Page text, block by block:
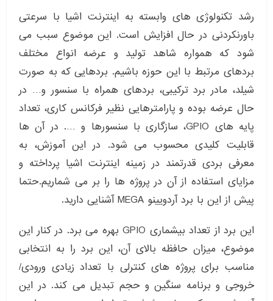
رشد تکنولوژی های وابسته به اینترنت اشیا با سرعتی
باورنکردنی در حال افزایش است. این موضوع سبب می
شود که همواره شاهد تولید و عرضه انواع مختلف
بردهای مرتبط با این حوزه باشیم. بردهایی که به صورت
شیلد، مادر برد ترکیبی، بردهای همراه با سنسور و… در
حال عرضه بوده و پارامترهایی نظیر فرکانس کاری، تعداد
پایه های GPIO، سازگاری با سنسورها و …. در آن ها
قابلیت کلیدی محسوب می شود. در این آموزش، به
معرفی بردی قدرتمند در زمینه اینترنت اشیا پرداخته و
مزایای استفاده از آن در پروژه ها را بر می شماریم.حتما
پیش از این با برد آردویینو MEGA آشنایی دارید.
این برد از تعداد بیشماری GPIO بهره می برد. در کنار این
موضوع، میزان حافظه بالای آن، این برد را به انتخابی
مناسب برای پروژه های کنترلی با تعداد زیادی ورودی/
خروجی و برنامه سنگین و حجم تبدیل می کند. در این